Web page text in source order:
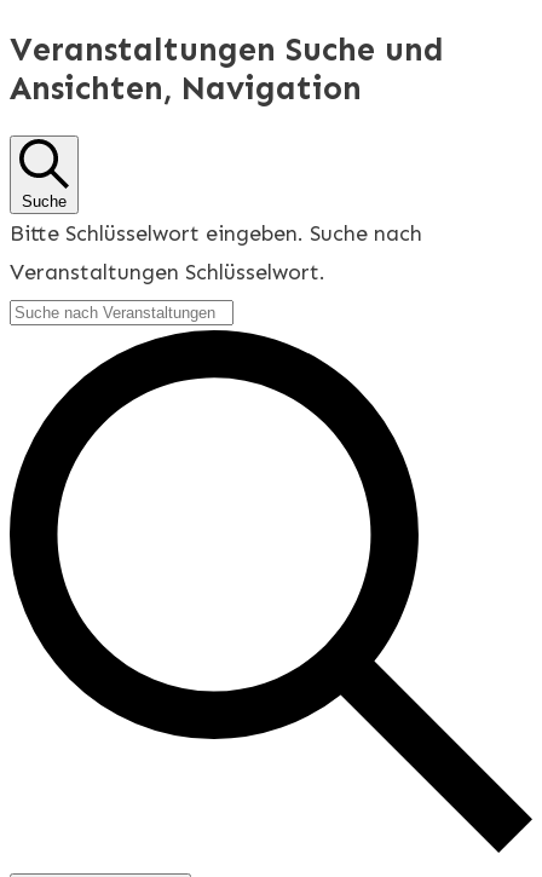
Veranstaltungen Suche und
Ansichten, Navigation
Suche
Bitte Schlüsselwort eingeben. Suche nach
Veranstaltungen Schlüsselwort.